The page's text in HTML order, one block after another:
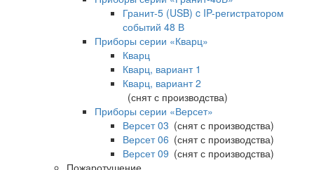
Гранит-5 (USB) c IP-регистратором
событий 48 В
Приборы серии «Кварц»
Кварц
Кварц, вариант 1
Кварц, вариант 2
(снят с производства)
Приборы серии «Версет»
Версет 03 (снят с производства)
Версет 06 (снят с производства)
Версет 09 (снят с производства)
Пожаротушение